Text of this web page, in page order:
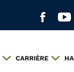
Aller
CARRIÈRE